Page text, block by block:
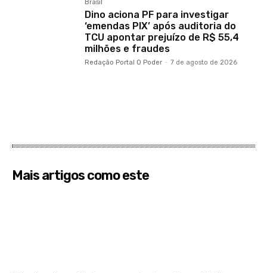
Brasil
Dino aciona PF para investigar
‘emendas PIX’ após auditoria do
TCU apontar prejuízo de R$ 55,4
milhões e fraudes
Redação Portal O Poder - 7 de agosto de 2026
Mais artigos como este